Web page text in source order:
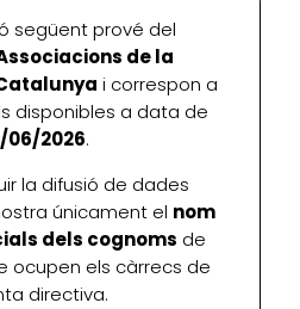
següent prové del
de la
i correspon a
disponibles a data de
06/2026.
la difusió de dades
únicament el nom
dels cognoms de
ocupen els càrrecs de
directiva.